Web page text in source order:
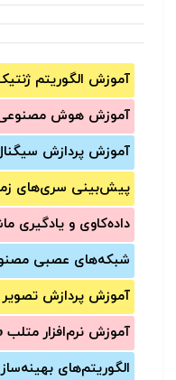
آموزش الگوریتم
آموزش‌ هوش
آموزش‌ پردازش
پیش‌‌بینی سری‌‌های
داده‌کاوی و یادگیری
شبکه‌های عصبی
آموزش‌ پردازش تصویر
آموزش‌ نرم‌افزار متلب Matlab
الگوریتم‌های